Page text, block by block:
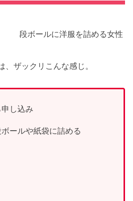
ザックリこんな感じ。
し込み
ールや紙袋に詰める